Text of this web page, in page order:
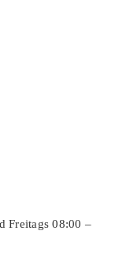
Freitags 08:00 –